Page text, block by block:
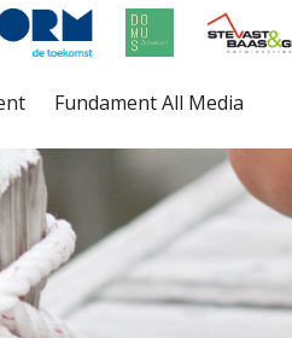
Fundament All Media